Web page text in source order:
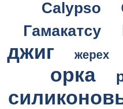
Calypso
Гамакатсу
джиг
жерех
орка